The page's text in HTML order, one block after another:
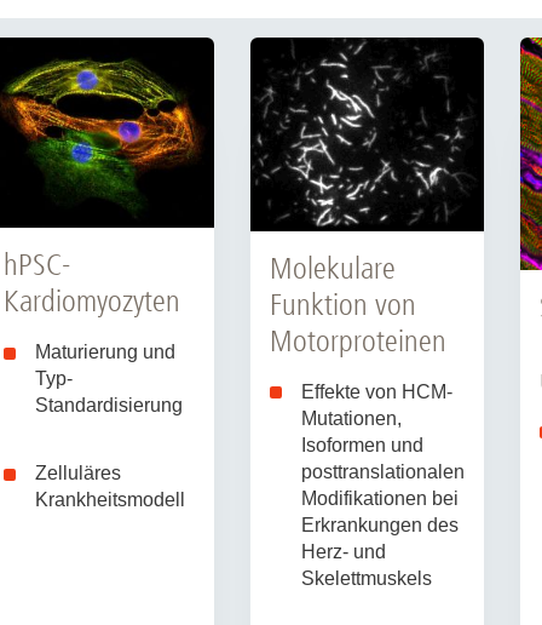
hPSC-
Kardiomyozyten
Maturierung und
Typ-
Standardisierung
Zelluläres
Krankheitsmodell
Molekulare
Funktion von
Motorproteinen
Effekte von HCM-
Mutationen,
Isoformen und
posttranslationalen
Modifikationen bei
Erkrankungen des
Herz- und
Skelettmuskels